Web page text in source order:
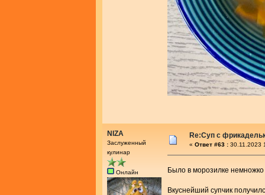
NIZA
Заслуженный
кулинар
Онлайн
Re:Суп с
« Ответ #63 : 30.11.2023
Было в морозилке
Вкуснейший супчик